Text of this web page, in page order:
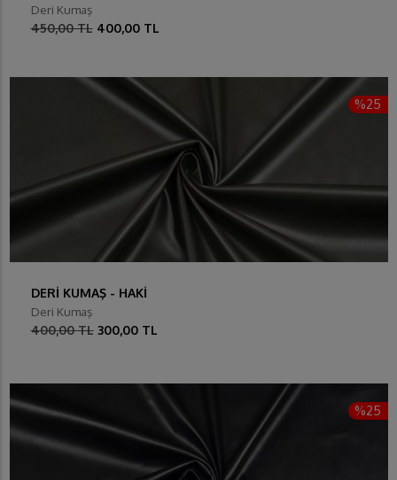
Deri Kumaş
450,00 TL 400,00 TL
%25
DERİ KUMAŞ - HAKİ
Deri Kumaş
400,00 TL 300,00 TL
%25